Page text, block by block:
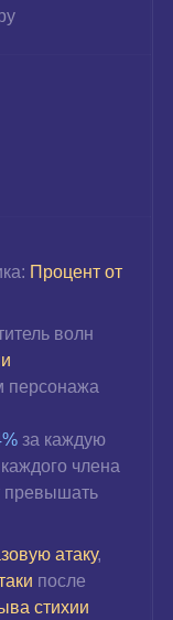
Процент от
волн
персонажа
за каждую
члена
превышать
атаку,
после
стихии